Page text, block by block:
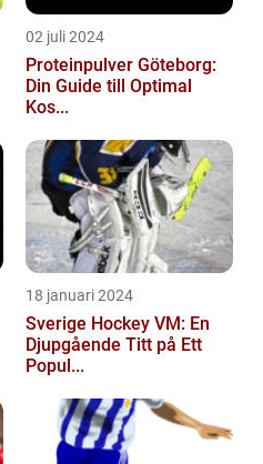
02 juli 2024
Proteinpulver Göteborg:
Din Guide till Optimal
Kos...
18 januari 2024
Sverige Hockey VM: En
Djupgående Titt på Ett
Popul...